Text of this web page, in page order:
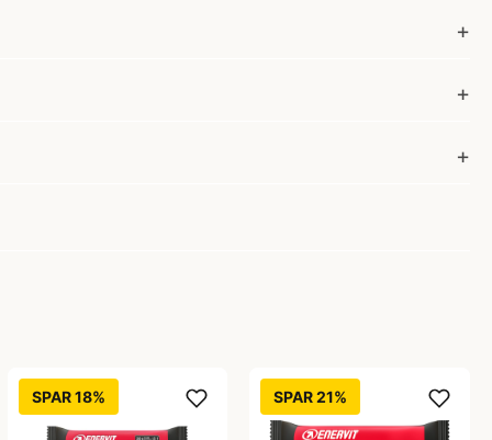
SPAR 18% SPAR 21%